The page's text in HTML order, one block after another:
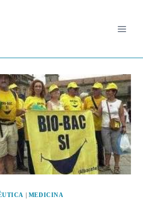
MEDICINA